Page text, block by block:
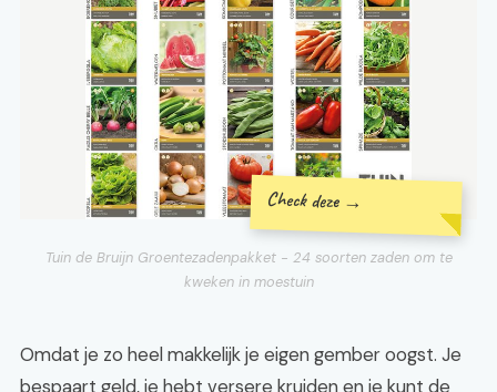
Check deze →
Tuin de Bruijn Groentezadenpakket - 24 soorten zaden om te
kweken in moestuin
Omdat je zo heel makkelijk je eigen gember oogst. Je
bespaart geld, je hebt versere kruiden en je kunt de